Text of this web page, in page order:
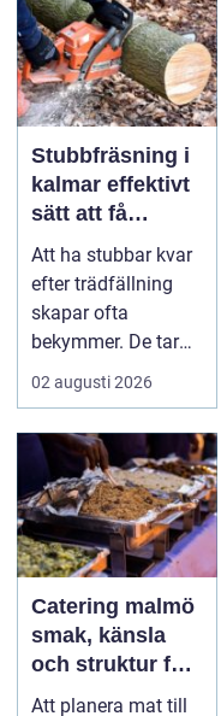
Stubbfräsning i
kalmar effektivt
sätt att få
tillbaka
trädgården
Att ha stubbar kvar
efter trädfällning
skapar ofta
bekymmer. De tar
plats, är svåra att
02 augusti 2026
Catering malmö
smak, känsla
och struktur för
lyckade event
Att planera mat till